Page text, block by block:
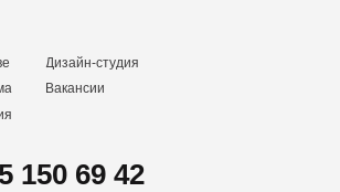
150 69 42
Дизайн-студия
Вакансии